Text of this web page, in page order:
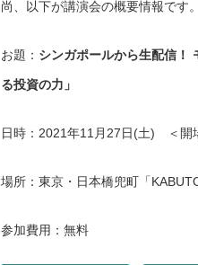
尚、以下が講演会の概要情報です。
お題： シンガポールから生配信！
る投資の力」
日時：2021年11月27日(土) ＜
場所：東京・日本橋兜町「
参加費用：無料